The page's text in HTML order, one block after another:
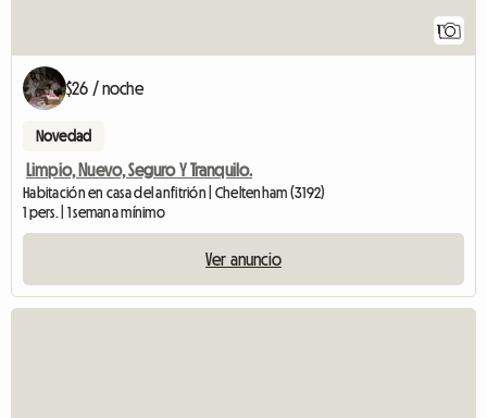
1
$26 / noche
Novedad
Limpio, Nuevo, Seguro Y Tranquilo.
Habitación en casa del anfitrión | Cheltenham (3192)
1 pers. | 1 semana mínimo
Ver anuncio